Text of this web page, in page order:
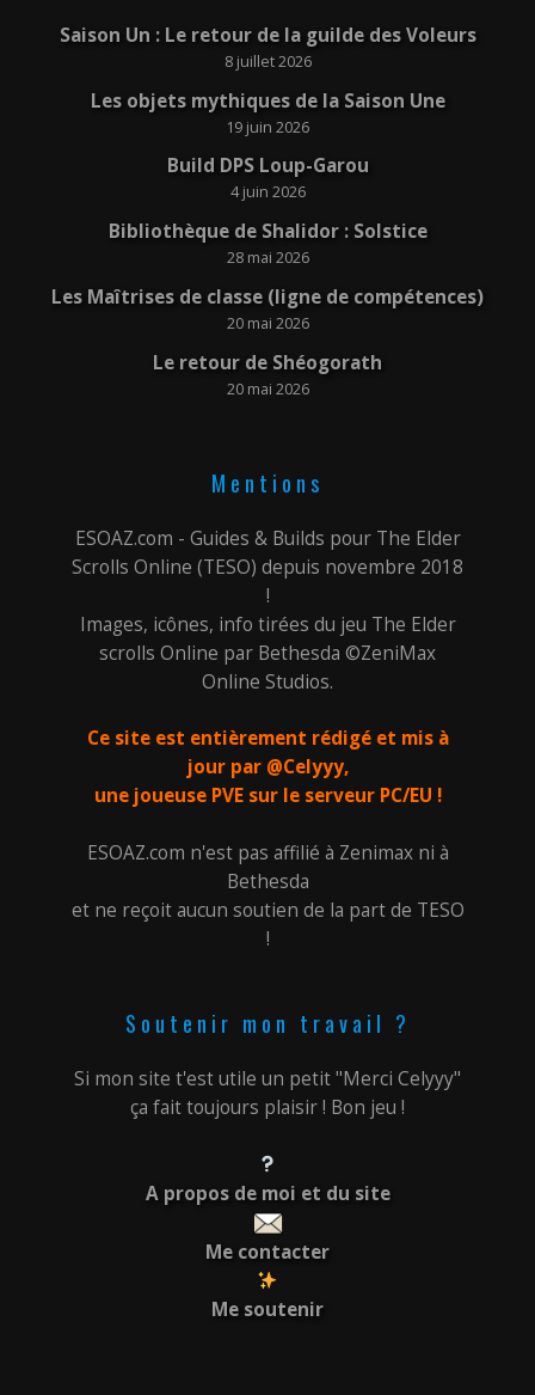
Saison Un : Le retour de la guilde des Voleurs
8 juillet 2026
Les objets mythiques de la Saison Une
19 juin 2026
Build DPS Loup-Garou
4 juin 2026
Bibliothèque de Shalidor : Solstice
28 mai 2026
Les Maîtrises de classe (ligne de compétences)
20 mai 2026
Le retour de Shéogorath
20 mai 2026
Mentions
ESOAZ.com - Guides & Builds pour The Elder
Scrolls Online (TESO) depuis novembre 2018
!
Images, icônes, info tirées du jeu The Elder
scrolls Online par Bethesda ©ZeniMax
Online Studios.
Ce site est entièrement rédigé et mis à
jour par @Celyyy,
une joueuse PVE sur le serveur PC/EU !
ESOAZ.com n'est pas affilié à Zenimax ni à
Bethesda
et ne reçoit aucun soutien de la part de TESO
!
Soutenir mon travail ?
Si mon site t'est utile un petit "Merci Celyyy"
ça fait toujours plaisir ! Bon jeu !
A propos de moi et du site
Me contacter
Me soutenir